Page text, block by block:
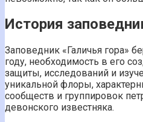
История
Заповедник «Галичья гора»
году, необходимость в его
защиты, исследований и
уникальной флоры,
сообществ и группировок
девонского известняка.